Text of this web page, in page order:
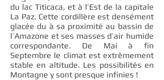
du lac Titicaca, et à l’Est de la capitale
La Paz. Cette cordillère est densément
glacée du à sa proximité au bassin de
l’Amazone et ses masses d’air humide
correspondante. De Mai à fin
Septembre le climat est extrêmement
stable en altitude. Les possibilités en
Montagne y sont presque infinies !